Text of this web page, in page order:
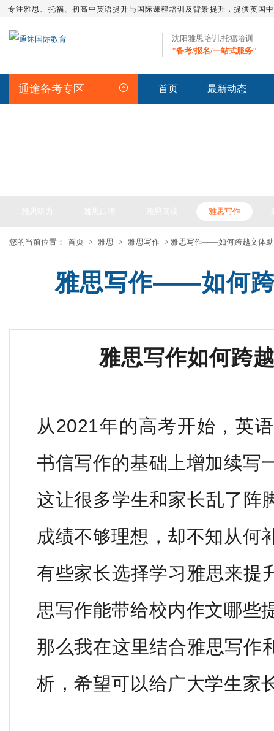
专注雅思、托福、初高中英语提升与国际课程培训及背景提升，提供英国
沈阳雅思培训,托福培训
"备考/报名/一站式服务"
通途备考专区 首页 最新动态
雅思写作
您的当前位置： 首页 > 雅思 > 雅思写作 > 雅思写作——如何跨越文体
雅思写作——如何跨
雅思写作如何跨
从2021年的高考开始，英
书信写作的基础上增加续写
这让很多学生和家长乱了阵
成绩不够理想，却不知从何
有些家长选择学习雅思来提
思写作能带给校内作文哪些
那么我在这里结合雅思写作
析，希望可以给广大学生家
托福培训课 雅思全程班